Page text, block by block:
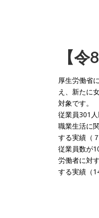
【
厚生労働省
え、新たに
対象です。
従業員301
職業生活に
する実績（
従業員数が
労働者に対
する実績（